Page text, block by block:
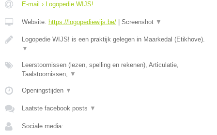
E-mail › Logopedie WIJS!
Website: https://logopediewijs.be/ Screenshot ▼
Logopedie WIJS! is een praktijk gelegen in Maarkedal (Etikhove).
▼
Leerstoornissen (lezen, spelling en rekenen), Articulatie,
Taalstoornissen, ▼
Openingstijden ▼
Laatste facebook posts ▼
Sociale media: